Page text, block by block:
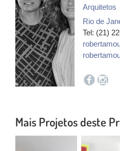
Arquitetos
Rio de
Tel: (21)
Mais Projetos deste